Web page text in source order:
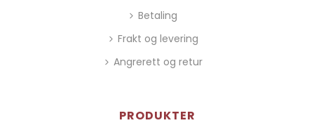
Betaling
Frakt og levering
Angrerett og retur
PRODUKTER